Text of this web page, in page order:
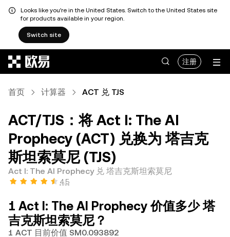
Looks like you're in the United States. Switch to the United States site
for products available in your region.
Switch site
注册
首页 计算器 ACT 兑 TJS
ACT/TJS：将 Act I: The AI
Prophecy (ACT) 兑换为 塔吉克
斯坦索莫尼 (TJS)
Act I: The AI Prophecy 兑 塔吉克斯坦索莫尼
4.5
1 Act I: The AI Prophecy 价值多少 塔
吉克斯坦索莫尼？
1 ACT 目前价值 SM0.093892